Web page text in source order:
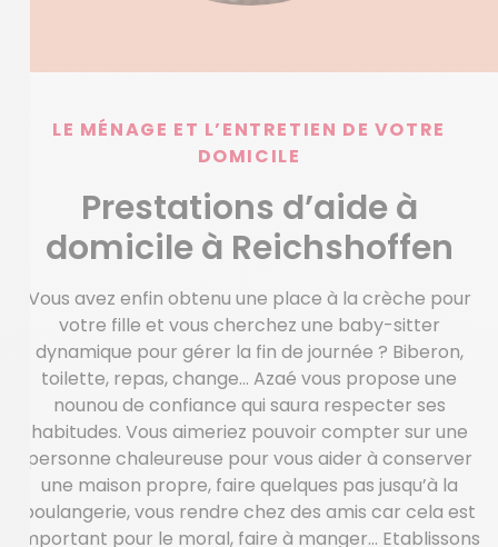
LE MÉNAGE ET L’ENTRETIEN DE VOTRE
DOMICILE
Prestations d’aide à
domicile à Reichshoffen
Vous avez enfin obtenu une place à la crèche pour
votre fille et vous cherchez une baby-sitter
dynamique pour gérer la fin de journée ? Biberon,
toilette, repas, change… Azaé vous propose une
nounou de confiance qui saura respecter ses
habitudes. Vous aimeriez pouvoir compter sur une
personne chaleureuse pour vous aider à conserver
une maison propre, faire quelques pas jusqu’à la
boulangerie, vous rendre chez des amis car cela est
important pour le moral, faire à manger… Etablissons